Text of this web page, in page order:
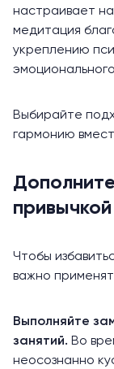
настраивает
медитация
укреплению
Выбирайте
гармонию
Чтобы
важно
Выполняйте
занятий. Во
неосознанно